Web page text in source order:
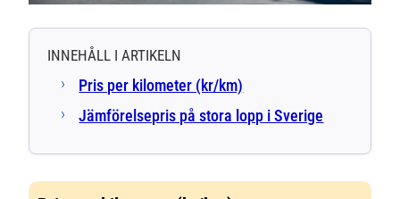
INNEHÅLL I ARTIKELN
Pris per kilometer (kr/km)
Jämförelsepris på stora lopp i Sverige